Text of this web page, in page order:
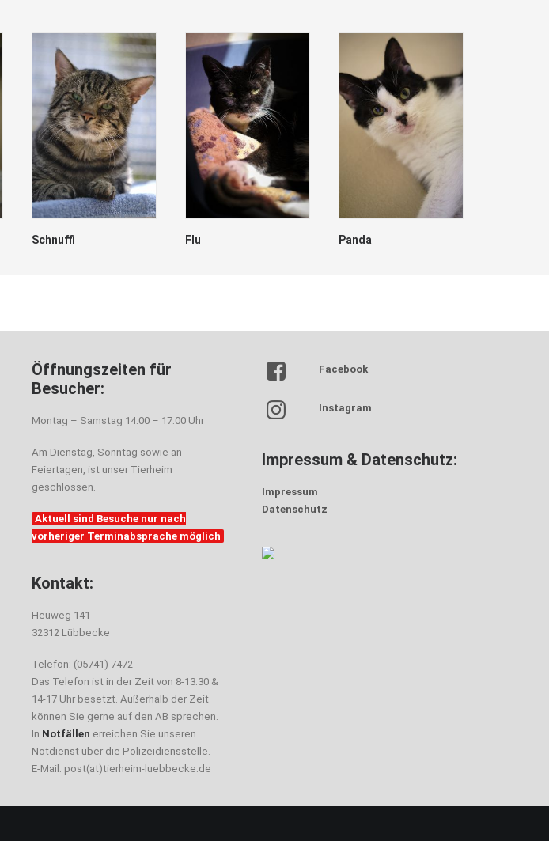
Schnuffi Flu Panda
Öffnungszeiten für
Besucher:
Montag – Samstag 14.00 – 17.00 Uhr
Am Dienstag, Sonntag sowie an
Feiertagen, ist unser Tierheim
geschlossen.
Aktuell sind Besuche nur nach
vorheriger Terminabsprache möglich
Kontakt:
Heuweg 141
32312 Lübbecke
Telefon: (05741) 7472
Das Telefon ist in der Zeit von 8-13.30 &
14-17 Uhr besetzt. Außerhalb der Zeit
können Sie gerne auf den AB sprechen.
In Notfällen erreichen Sie unseren
Notdienst über die Polizeidiensstelle.
E-Mail: post(at)tierheim-luebbecke.de
Facebook
Instagram
Impressum & Datenschutz:
Impressum
Datenschutz